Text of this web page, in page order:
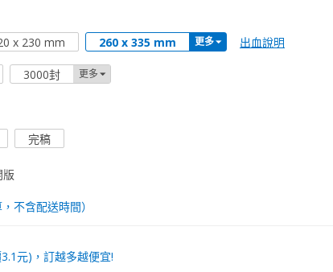
x 230 mm 260 x 335 mm 更多 出血說明
3000封 更多
完稿
不含配送時間）
3.1元)，訂越多越便宜!